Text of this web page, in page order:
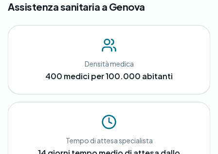
Assistenza sanitaria a Genova
Densità medica
400 medici per 100.000 abitanti
Tempo di attesa specialista